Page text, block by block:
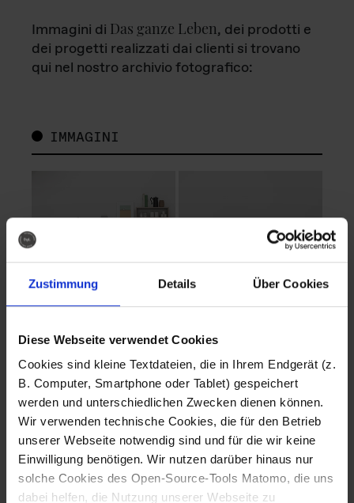
Zustimmung Details Über Cookies
Diese Webseite verwendet Cookies
Cookies sind kleine Textdateien, die in Ihrem Endgerät (z.
B. Computer, Smartphone oder Tablet) gespeichert
werden und unterschiedlichen Zwecken dienen können.
Wir verwenden technische Cookies, die für den Betrieb
unserer Webseite notwendig sind und für die wir keine
Einwilligung benötigen. Wir nutzen darüber hinaus nur
solche Cookies des Open-Source-Tools Matomo, die uns
dabei helfen, die Nutzung unserer Webseite zu
Immagini di Das ganze Leben, dei prodotti e
dei progetti realizzati dai clienti si trovano
qui nel nostro archivio fotografico:
IMMAGINI
Fotografo: Lorenz
Sternbach
Download
Fotografo: Lorenz
Sternbach
Download